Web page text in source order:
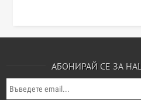
АБОНИРАЙ СЕ ЗА